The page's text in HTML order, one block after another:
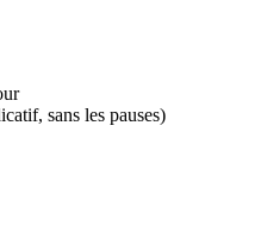
sans les pauses)